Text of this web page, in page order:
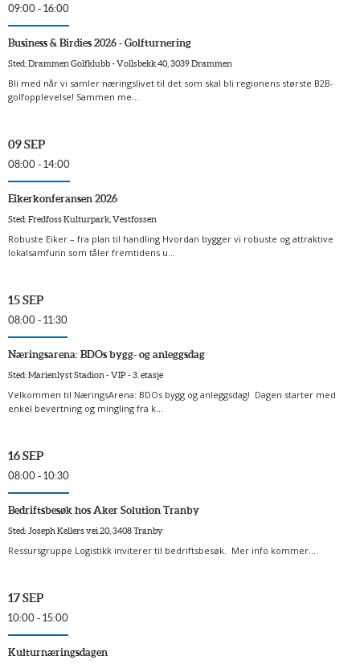
09:00 - 16:00
Business & Birdies 2026 - Golfturnering
Sted: Drammen Golfklubb - Vollsbekk 40, 3039 Drammen
Bli med når vi samler næringslivet til det som skal bli regionens største B2B-
golfopplevelse! Sammen me...
09 SEP
08:00 - 14:00
Eikerkonferansen 2026
Sted: Fredfoss Kulturpark, Vestfossen
Robuste Eiker – fra plan til handling Hvordan bygger vi robuste og attraktive
lokalsamfunn som tåler fremtidens u...
15 SEP
08:00 - 11:30
Næringsarena: BDOs bygg- og anleggsdag
Sted: Marienlyst Stadion - VIP - 3. etasje
Velkommen til NæringsArena: BDOs bygg og anleggsdag! Dagen starter med
enkel bevertning og mingling fra k...
16 SEP
08:00 - 10:30
Bedriftsbesøk hos Aker Solution Tranby
Sted: Joseph Kellers vei 20, 3408 Tranby
Ressursgruppe Logistikk inviterer til bedriftsbesøk. Mer info kommer....
17 SEP
10:00 - 15:00
Kulturnæringsdagen